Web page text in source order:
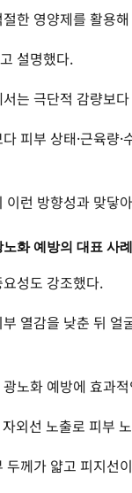
한 영양제를 활용
설명했다.
는 극단적 감량보
피부 상태·근육량
이런 방향성과 맞닿
화 예방의 대표 사
성도 강조했다.
열감을 낮춘 뒤
노화 예방에 효과
외선 노출로 피부
두께가 얇고 피지선